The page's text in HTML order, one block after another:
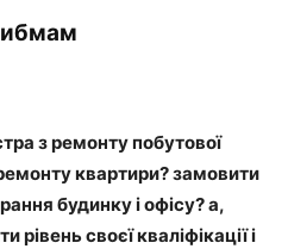
з ремонту побутової
квартири? замовити
будинку і офісу? а,
своєї кваліфікації і